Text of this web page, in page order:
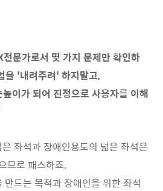
문가로서 몇 가지 문제만 확인하
을 '내려주려' 하지말고,
이가 되어 진정으로 사용자를 이해
좌석과 장애인용도의 넓은 좌석은
므로 패스하죠.
드는 목적과 장애인을 위한 좌석